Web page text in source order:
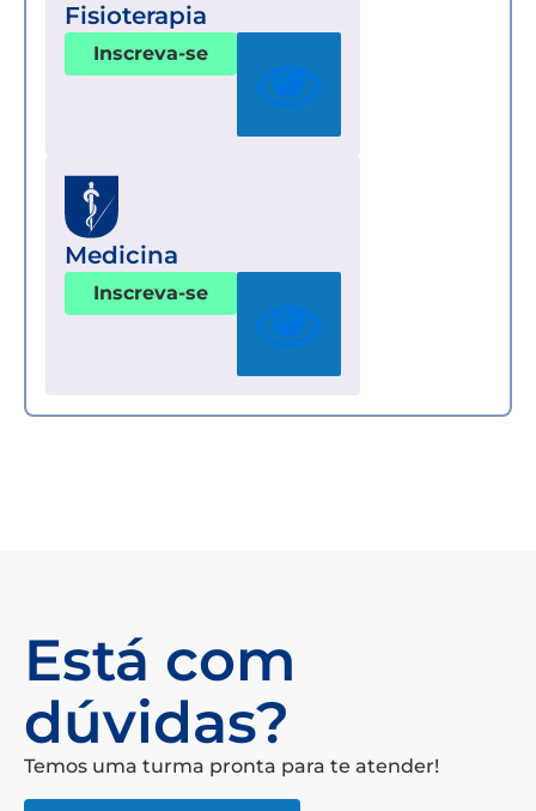
Fisioterapia
Inscreva-se
Medicina
Inscreva-se
Está com
dúvidas?
Temos uma turma pronta para te atender!